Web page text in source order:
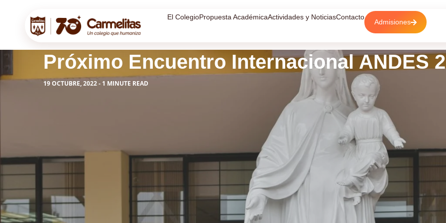
El ColegioPropuesta AcadémicaActividades y NoticiasContacto
Admisiones
Próximo Encuentro Internacional ANDES
19 OCTUBRE, 2022 - 1 MINUTE READ